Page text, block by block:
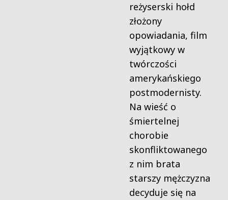
reżyserski hołd
złożony
opowiadania, film
wyjątkowy w
twórczości
amerykańskiego
postmodernisty.
Na wieść o
śmiertelnej
chorobie
skonfliktowanego
z nim brata
starszy mężczyzna
decyduje się na